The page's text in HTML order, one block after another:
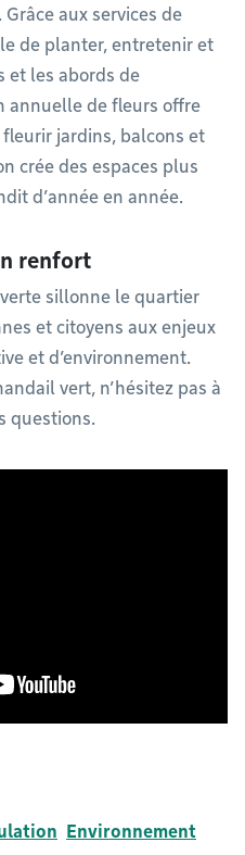
aux services de
de planter, entretenir et
et les abords de
annuelle de fleurs offre
jardins, balcons et
crée des espaces plus
d’année en année.
renfort
sillonne le quartier
et citoyens aux enjeux
et d’environnement.
vert, n’hésitez pas à
questions.
Environnement